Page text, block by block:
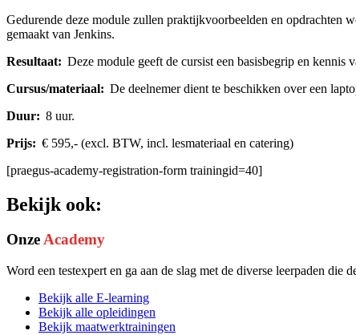
Gedurende deze module zullen praktijkvoorbeelden en opdrachten
gemaakt van Jenkins.
Resultaat: Deze module geeft de cursist een basisbegrip en
Cursus/materiaal: De deelnemer dient te beschikken over een
Duur: 8 uur.
Prijs: € 595,- (excl. BTW, incl. lesmateriaal en catering)
[praegus-academy-registration-form trainingid=40]
Bekijk ook:
OnzeAcademy
Word een testexpert en ga aan de slag met de diverse leerpaden die
Bekijk alle E-learning
Bekijk alle opleidingen
Bekijk maatwerktrainingen